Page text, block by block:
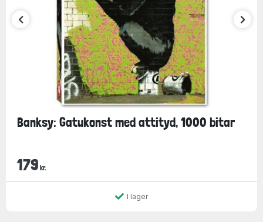
Banksy: Gatukonst med attityd, 1000 bitar
179 kr.
I lager